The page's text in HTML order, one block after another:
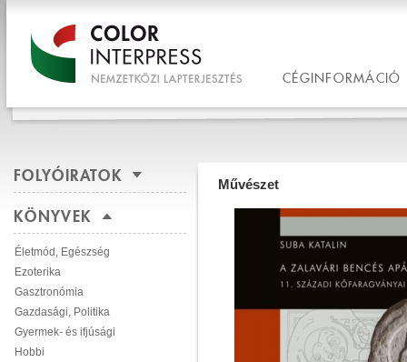
CÉGINFORMÁCIÓ
FOLYÓIRATOK
KÖNYVEK
Életmód, Egészség
Ezoterika
Gasztronómia
Gazdasági, Politika
Gyermek- és ifjúsági
Hobbi
Művészet